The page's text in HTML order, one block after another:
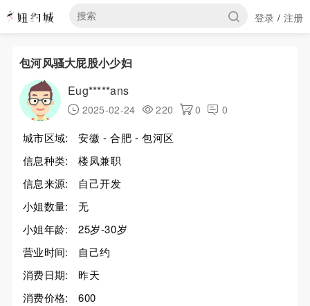
登录 / 注册
包河风骚大屁股小少妇
Eug*****ans
2025-02-24 220 0 0
城市区域:
安徽 - 合肥 - 包河区
信息种类:
楼凤兼职
信息来源:
自己开发
小姐数量:
无
小姐年龄:
25岁-30岁
营业时间:
自己约
消费日期:
昨天
消费价格:
600